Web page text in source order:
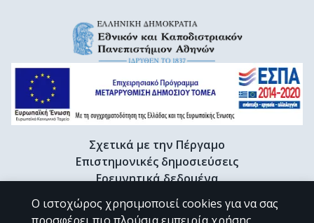
Σχετικά με την Πέργαμο
Επιστημονικές δημοσιεύσεις
Ερευνητικά δεδομένα
Διδακτορικές διατριβές & Γκρίζα βιβλιογραφία
Προφίλ Ερευνητή
Ο ιστοχώρος χρησιμοποιεί cookies για να σας